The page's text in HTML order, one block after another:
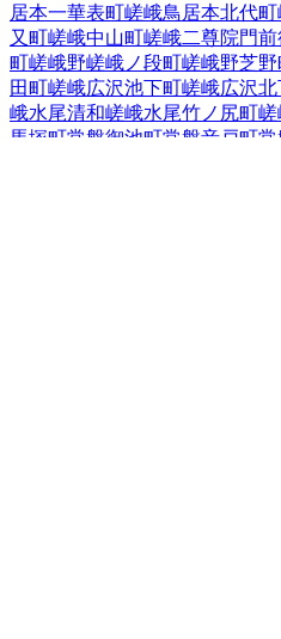
居本一華表町嵯峨鳥居本北代町
又町嵯峨中山町嵯峨二尊院門
町嵯峨野嵯峨ノ段町嵯峨野芝野
田町嵯峨広沢池下町嵯峨広沢
峨水尾清和嵯峨水尾竹ノ尻町嵯
馬塚町常盤御池町常盤音戸町常